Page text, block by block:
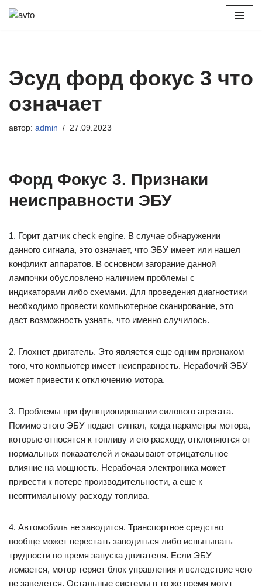
Эсуд форд фокус 3 что
означает
автор: admin 27.09.2023
Форд Фокус 3. Признаки
неисправности ЭБУ
1. Горит датчик check engine. В случае обнаружении
данного сигнала, это означает, что ЭБУ имеет или нашел
конфликт аппаратов. В основном загорание данной
лампочки обусловлено наличием проблемы с
индикаторами либо схемами. Для проведения диагностики
необходимо провести компьютерное сканирование, это
даст возможность узнать, что именно случилось.
2. Глохнет двигатель. Это является еще одним признаком
того, что компьютер имеет неисправность. Нерабочий ЭБУ
может привести к отключению мотора.
3. Проблемы при функционировании силового агрегата.
Помимо этого ЭБУ подает сигнал, когда параметры мотора,
которые относятся к топливу и его расходу, отклоняются от
нормальных показателей и оказывают отрицательное
влияние на мощность. Нерабочая электроника может
привести к потере производительности, а еще к
неоптимальному расходу топлива.
4. Автомобиль не заводится. Транспортное средство
вообще может перестать заводиться либо испытывать
трудности во время запуска двигателя. Если ЭБУ
ломается, мотор теряет блок управления и вследствие чего
не заведется. Остальные системы в то же время могут